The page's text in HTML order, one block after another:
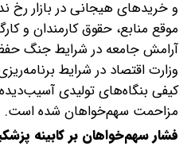
و خریدهای هیجانی در بازار رخ
موقع منابع، حقوق کارمندان و
آرامش جامعه در شرایط جنگ
وزارت اقتصاد در شرایط
کیفی بنگاه‌های تولیدی
مزاحمت سهم‌خواهان شده است.
فشار سهم‌خواهان بر کابینه